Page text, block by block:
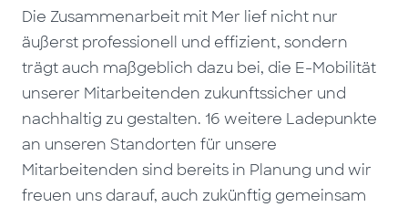
Die Zusammenarbeit mit Mer lief nicht nur
äußerst professionell und effizient, sondern
trägt auch maßgeblich dazu bei, die E-Mobilität
unserer Mitarbeitenden zukunftssicher und
nachhaltig zu gestalten. 16 weitere Ladepunkte
an unseren Standorten für unsere
Mitarbeitenden sind bereits in Planung und wir
freuen uns darauf, auch zukünftig gemeinsam